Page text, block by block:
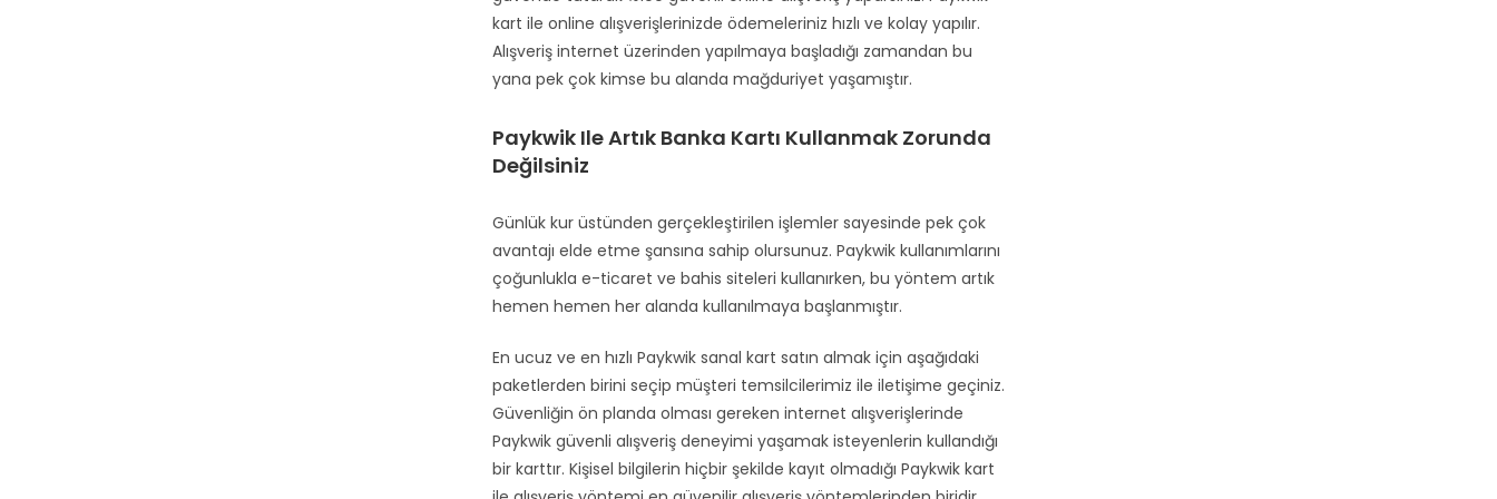
kart ile online alışverişlerinizde ödemeleriniz hızlı ve kolay yapılır.
Alışveriş internet üzerinden yapılmaya başladığı zamandan bu
yana pek çok kimse bu alanda mağduriyet yaşamıştır.
Paykwik Ile Artık Banka Kartı Kullanmak Zorunda
Değilsiniz
Günlük kur üstünden gerçekleştirilen işlemler sayesinde pek çok
avantajı elde etme şansına sahip olursunuz. Paykwik kullanımlarını
çoğunlukla e-ticaret ve bahis siteleri kullanırken, bu yöntem artık
hemen hemen her alanda kullanılmaya başlanmıştır.
En ucuz ve en hızlı Paykwik sanal kart satın almak için aşağıdaki
paketlerden birini seçip müşteri temsilcilerimiz ile iletişime geçiniz.
Güvenliğin ön planda olması gereken internet alışverişlerinde
Paykwik güvenli alışveriş deneyimi yaşamak isteyenlerin kullandığı
bir karttır. Kişisel bilgilerin hiçbir şekilde kayıt olmadığı Paykwik kart